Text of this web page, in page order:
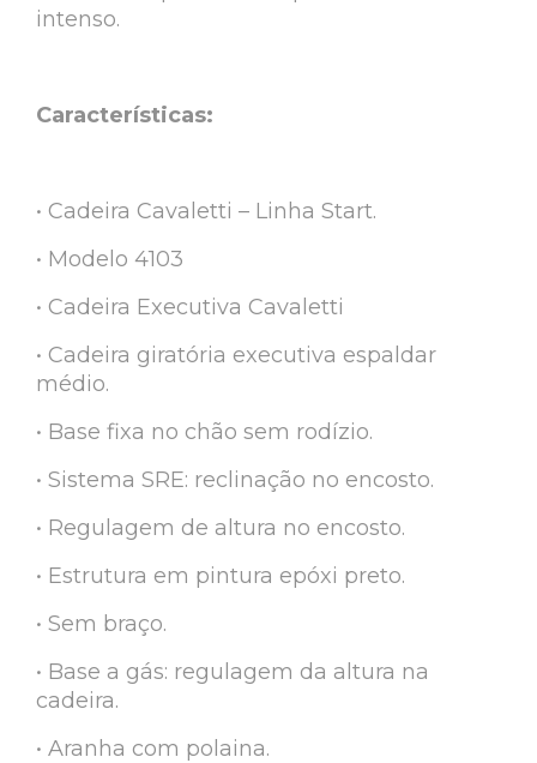
intenso.
Características:
• Cadeira Cavaletti – Linha Start.
• Modelo 4103
• Cadeira Executiva Cavaletti
• Cadeira giratória executiva espaldar
médio.
• Base fixa no chão sem rodízio.
• Sistema SRE: reclinação no encosto.
• Regulagem de altura no encosto.
• Estrutura em pintura epóxi preto.
• Sem braço.
• Base a gás: regulagem da altura na
cadeira.
• Aranha com polaina.